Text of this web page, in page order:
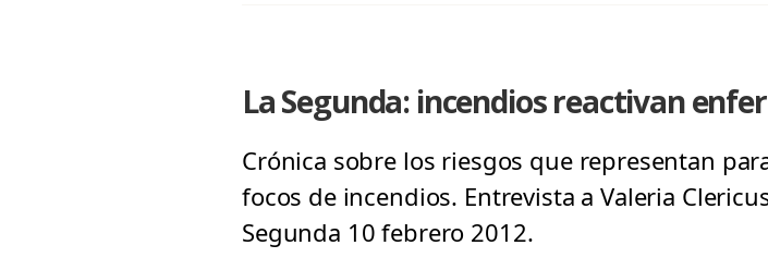
La Segunda: incendios reactivan
Crónica sobre los riesgos que representan
focos de incendios. Entrevista a Valeria
Segunda 10 febrero 2012.